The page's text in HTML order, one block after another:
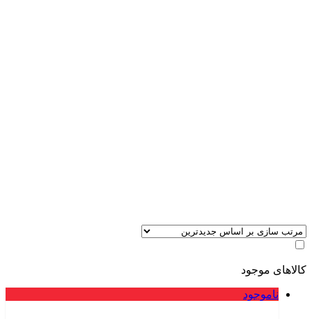
کالاهای موجود
ناموجود